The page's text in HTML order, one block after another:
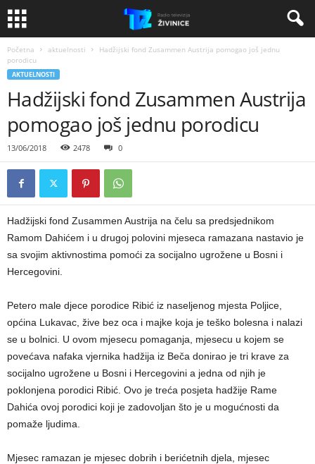
Početna aktuelnosti
Hadžijski fond Zusammen Austrija pomogao još jednu
porodicu
AKTUELNOSTI
Hadžijski fond Zusammen Austrija
pomogao još jednu porodicu
13/06/2018 2478 0
Hadžijski fond Zusammen Austrija na čelu sa predsjednikom
Ramom Dahićem i u drugoj polovini mjeseca ramazana nastavio je
sa svojim aktivnostima pomoći za socijalno ugrožene u Bosni i
Hercegovini.
Petero male djece porodice Ribić iz naseljenog mjesta Poljice,
općina Lukavac, žive bez oca i majke koja je teško bolesna i nalazi
se u bolnici. U ovom mjesecu pomaganja, mjesecu u kojem se
povećava nafaka vjernika hadžija iz Beča donirao je tri krave za
socijalno ugrožene u Bosni i Hercegovini a jedna od njih je
poklonjena porodici Ribić. Ovo je treća posjeta hadžije Rame
Dahića ovoj porodici koji je zadovoljan što je u mogućnosti da
pomaže ljudima.
Mjesec ramazan je mjesec dobrih i berićetnih djela, mjesec